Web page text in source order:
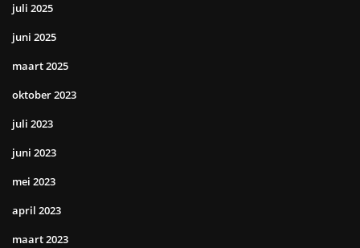
juli 2025
juni 2025
maart 2025
oktober 2023
juli 2023
juni 2023
mei 2023
april 2023
maart 2023